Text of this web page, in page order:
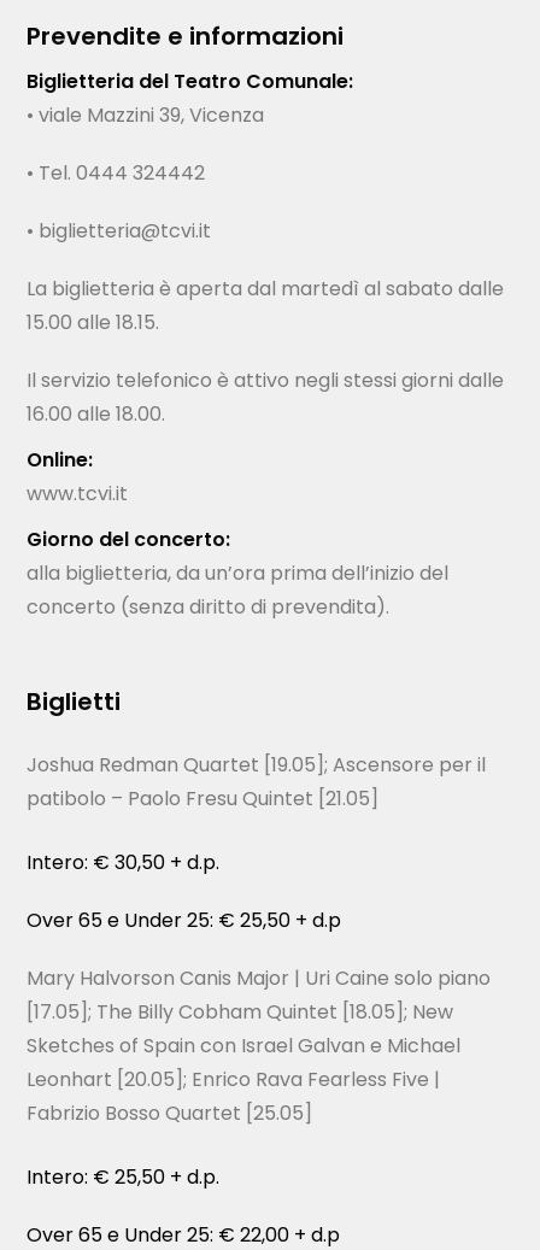
Prevendite e informazioni
Biglietteria del Teatro Comunale:
• viale Mazzini 39, Vicenza
• Tel. 0444 324442
• biglietteria@tcvi.it
La biglietteria è aperta dal martedì al sabato dalle
15.00 alle 18.15.
Il servizio telefonico è attivo negli stessi giorni dalle
16.00 alle 18.00.
Online:
www.tcvi.it
Giorno del concerto:
alla biglietteria, da un’ora prima dell’inizio del
concerto (senza diritto di prevendita).
Biglietti
Joshua Redman Quartet [19.05]; Ascensore per il
patibolo – Paolo Fresu Quintet [21.05]
Intero: € 30,50 + d.p.
Over 65 e Under 25: € 25,50 + d.p
Mary Halvorson Canis Major | Uri Caine solo piano
[17.05]; The Billy Cobham Quintet [18.05]; New
Sketches of Spain con Israel Galvan e Michael
Leonhart [20.05]; Enrico Rava Fearless Five |
Fabrizio Bosso Quartet [25.05]
Intero: € 25,50 + d.p.
Over 65 e Under 25: € 22,00 + d.p